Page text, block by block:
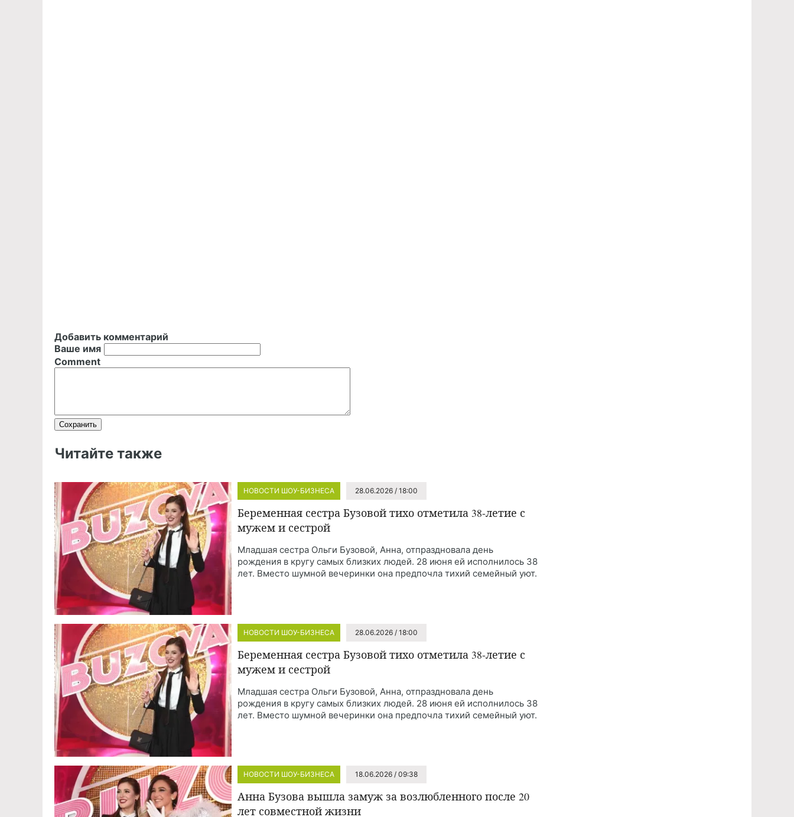
Добавить комментарий
Ваше имя
Comment
Читайте также
НОВОСТИ ШОУ-БИЗНЕСА 28.06.2026 / 18:00
Беременная сестра Бузовой тихо отметила 38-летие с
мужем и сестрой
Младшая сестра Ольги Бузовой, Анна, отпраздновала день
рождения в кругу самых близких людей. 28 июня ей исполнилось 38
лет. Вместо шумной вечеринки она предпочла тихий семейный уют.
НОВОСТИ ШОУ-БИЗНЕСА 28.06.2026 / 18:00
Беременная сестра Бузовой тихо отметила 38-летие с
мужем и сестрой
Младшая сестра Ольги Бузовой, Анна, отпраздновала день
рождения в кругу самых близких людей. 28 июня ей исполнилось 38
лет. Вместо шумной вечеринки она предпочла тихий семейный уют.
НОВОСТИ ШОУ-БИЗНЕСА 18.06.2026 / 09:38
Анна Бузова вышла замуж за возлюбленного после 20
лет совместной жизни